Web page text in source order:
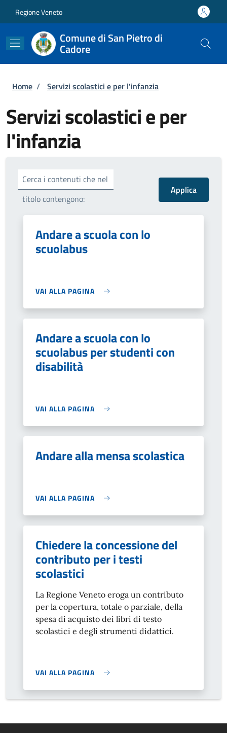
Regione Veneto
Comune di San Pietro di
Cadore
Briciole di pane
Home / Servizi scolastici e per l'infanzia
Servizi scolastici e per
l'infanzia
Cerca i contenuti che nel
titolo contengono:
Andare a scuola con lo
scuolabus
VAI ALLA PAGINA
Andare a scuola con lo
scuolabus per studenti con
disabilità
VAI ALLA PAGINA
Andare alla mensa scolastica
VAI ALLA PAGINA
Chiedere la concessione del
contributo per i testi
scolastici
La Regione Veneto eroga un contributo
per la copertura, totale o parziale, della
spesa di acquisto dei libri di testo
scolastici e degli strumenti didattici.
VAI ALLA PAGINA